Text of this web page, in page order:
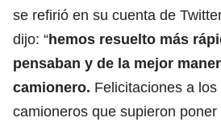
se refirió en su cuenta de
dijo: “hemos resuelto más
pensaban y de la mejor
camionero. Felicitaciones a
camioneros que supieron